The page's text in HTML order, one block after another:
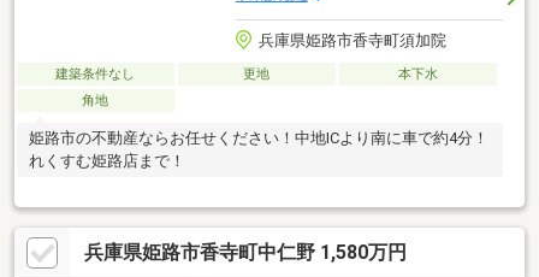
兵庫県姫路市香寺町須加院
建築条件なし 更地
本下水
角地
姫路市の不動産ならお任せください！中地ICより南に車で約4分！
れくすむ姫路店まで！
兵庫県姫路市香寺町中仁野 1,580万円